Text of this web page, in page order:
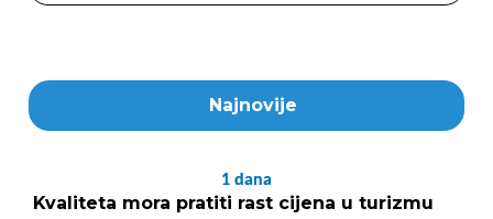
Najnovije
1 dana
Kvaliteta mora pratiti rast cijena u turizmu